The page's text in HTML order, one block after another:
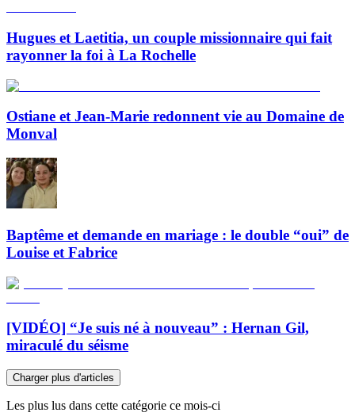
Hugues et Laetitia, un couple missionnaire qui fait
rayonner la foi à La Rochelle
Ostiane et Jean-Marie redonnent vie au Domaine de
Monval
Baptême et demande en mariage : le double “oui” de
Louise et Fabrice
[VIDÉO] “Je suis né à nouveau” : Hernan Gil,
miraculé du séisme
Charger plus d'articles
Les plus lus dans cette catégorie ce mois-ci